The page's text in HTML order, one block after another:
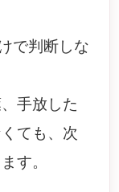
で判断しな
手放した
ても、次
す。